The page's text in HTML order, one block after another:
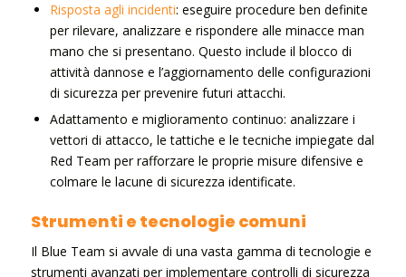
Risposta agli incidenti: eseguire procedure ben definite
per rilevare, analizzare e rispondere alle minacce man
mano che si presentano. Questo include il blocco di
attività dannose e l’aggiornamento delle configurazioni
di sicurezza per prevenire futuri attacchi.
Adattamento e miglioramento continuo: analizzare i
vettori di attacco, le tattiche e le tecniche impiegate dal
Red Team per rafforzare le proprie misure difensive e
colmare le lacune di sicurezza identificate.
Strumenti e tecnologie comuni
Il Blue Team si avvale di una vasta gamma di tecnologie e
strumenti avanzati per implementare controlli di sicurezza